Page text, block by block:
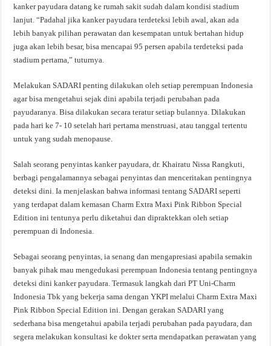
kanker payudara datang ke rumah sakit sudah dalam kondisi stadium
lanjut. “Padahal jika kanker payudara terdeteksi lebih awal, akan ada
lebih banyak pilihan perawatan dan kesempatan untuk bertahan hidup
juga akan lebih besar, bisa mencapai 95 persen apabila terdeteksi pada
stadium pertama,” tuturnya.
Melakukan SADARI penting dilakukan oleh setiap perempuan Indonesia
agar bisa mengetahui sejak dini apabila terjadi perubahan pada
payudaranya. Bisa dilakukan secara teratur setiap bulannya. Dilakukan
pada hari ke 7- 10 setelah hari pertama menstruasi, atau tanggal tertentu
untuk yang sudah menopause.
Salah seorang penyintas kanker payudara, dr. Khairatu Nissa Rangkuti,
berbagi pengalamannya sebagai penyintas dan menceritakan pentingnya
deteksi dini. Ia menjelaskan bahwa informasi tentang SADARI seperti
yang terdapat dalam kemasan Charm Extra Maxi Pink Ribbon Special
Edition ini tentunya perlu diketahui dan dipraktekkan oleh setiap
perempuan di Indonesia.
Sebagai seorang penyintas, ia senang dan mengapresiasi apabila semakin
banyak pihak mau mengedukasi perempuan Indonesia tentang pentingnya
deteksi dini kanker payudara. Termasuk langkah dari PT Uni-Charm
Indonesia Tbk yang bekerja sama dengan YKPI melalui Charm Extra Maxi
Pink Ribbon Special Edition ini. Dengan gerakan SADARI yang
sederhana bisa mengetahui apabila terjadi perubahan pada payudara, dan
segera melakukan konsultasi ke dokter serta mendapatkan perawatan yang